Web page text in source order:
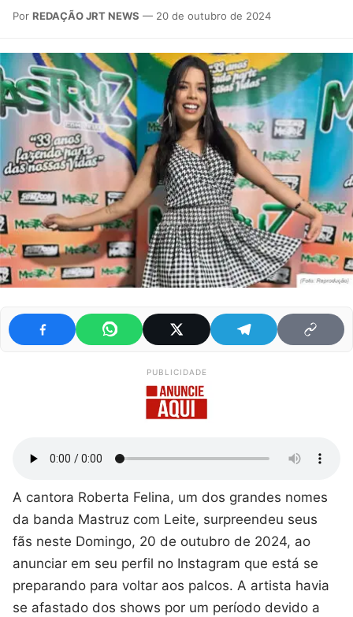
Por REDAÇÃO JRT NEWS — 20 de outubro de 2024
PUBLICIDADE
A cantora Roberta Felina, um dos grandes nomes
da banda Mastruz com Leite, surpreendeu seus
fãs neste Domingo, 20 de outubro de 2024, ao
anunciar em seu perfil no Instagram que está se
preparando para voltar aos palcos. A artista havia
se afastado dos shows por um período devido a